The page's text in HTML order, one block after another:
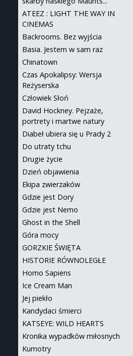
ATEEZ : LIGHT THE WAY IN
CINEMAS
Backrooms. Bez wyjścia
Basia. Jestem w sam raz
Chinatown
Czas Apokalipsy: Wersja
Reżyserska
Człowiek Słoń
David Hockney. Pejzaże,
portrety i martwe natury
Diabeł ubiera się u Prady 2
Do utraty tchu
Drugie życie
Dzień objawienia
Ekipa zwierzaków
Gdzie jest Dory
Gdzie jest Nemo
Ghost in the Shell
Góra mocy
GORZKIE ŚWIĘTA
HISTORIE RÓWNOLEGŁE
Homo Sapiens
Ice Cream Man
Jej piekło
Kandydaci śmierci
KATSEYE: WILD HEARTS
Kronika wypadków miłosnych
Kumotry